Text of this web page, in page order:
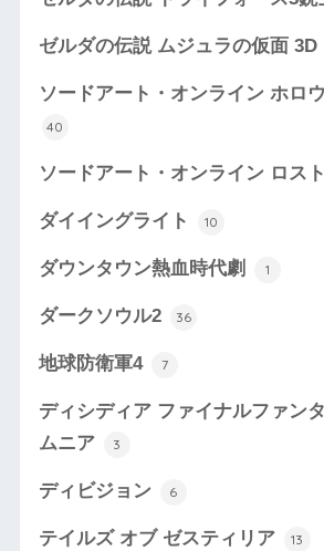
ゼルダの伝説 ムジュラの仮面 3D
ソードアート・オンライン ホロ
40
ソードアート・オンライン ロス
ダイイングライト 10
ダウンタウン熱血時代劇 1
ダークソウル2 36
地球防衛軍4 7
ディシディア ファイナルファン
ムニア
3
ディビジョン 6
テイルズ オブ ゼスティリア 13